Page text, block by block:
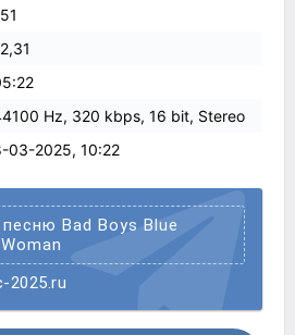
Hz, 320 kbps, 16 bit, Stereo
03-2025, 10:22
Bad Boys Blue
2025.ru